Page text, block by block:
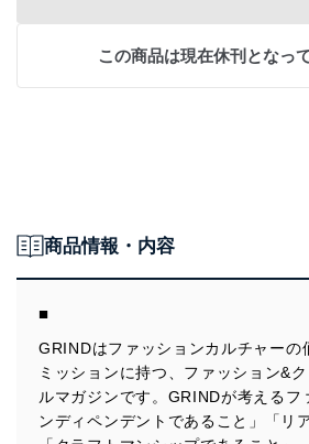
この商品は現在休刊となっ
商品情報・内容
■
GRINDはファッションカルチャーの
ミッションに持つ、ファッション&
ルマガジンです。GRINDが考えるフ
ンディペンデントであること」「リ